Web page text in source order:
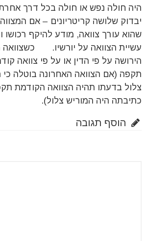
היה חולה נפש או חולה בכל דרך
יבדוק שלושה קריטריונים – אם
שהוא עורך צוואה, מודע להיקף רכושו
עשיית הצוואה על יורשיו. כשצוואה
הירושה על פי הדין או על פי צוואה
תקפה (אם הצוואה האחרונה בוטלה כי
צלול בדעתו תהיה הצוואה הקודמת
כתיבתה היה המוריש צלול).
הוסף תגובה